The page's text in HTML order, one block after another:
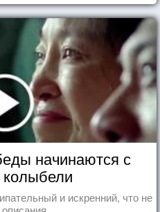
начинаются с
и искренний, что не